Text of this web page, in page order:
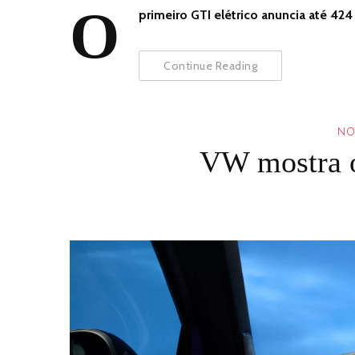
O primeiro GTI elétrico anuncia até
Continue Reading
VW mostra